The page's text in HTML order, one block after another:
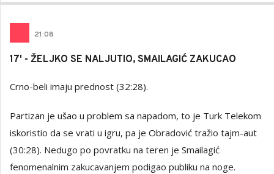
21:08
17' - ŽELJKO SE NALJUTIO, SMAILAGIĆ ZAKUCAO
Crno-beli imaju prednost (32:28).
Partizan je ušao u problem sa napadom, to je Turk Telekom
iskoristio da se vrati u igru, pa je Obradović tražio tajm-aut
(30:28). Nedugo po povratku na teren je Smailagić
fenomenalnim zakucavanjem podigao publiku na noge.